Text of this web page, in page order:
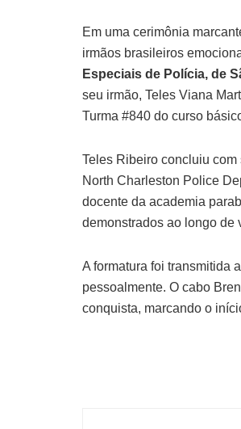
Em uma cerimônia
irmãos brasileiros
Especiais de Polícia, de
seu irmão, Teles Viana
Turma #840 do curso
Teles Ribeiro concluiu
North Charleston Police
docente da academia
demonstrados ao longo de
A formatura foi transmitida
pessoalmente. O cabo
conquista, marcando o